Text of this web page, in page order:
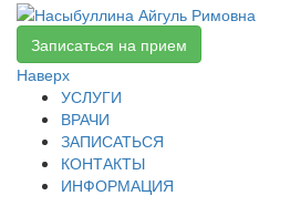
Записаться на прием
Наверх
УСЛУГИ
ВРАЧИ
ЗАПИСАТЬСЯ
КОНТАКТЫ
ИНФОРМАЦИЯ